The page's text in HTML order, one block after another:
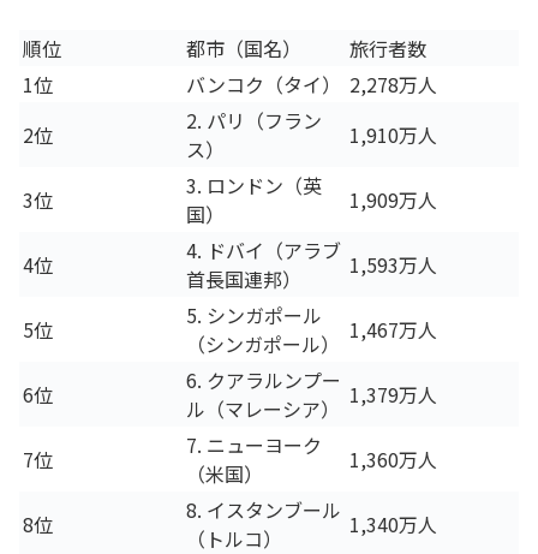
順位 都市（国名）
旅行者数
1位
バンコク（タイ）
2,278万人
2位
2. パリ（フラン
ス）
1,910万人
3位
3. ロンドン（英
国）
1,909万人
4位
4. ドバイ（アラブ
首長国連邦）
1,593万人
5位
5. シンガポール
（シンガポール）
1,467万人
6位
6. クアラルンプー
ル（マレーシア）
1,379万人
7位
7. ニューヨーク
（米国）
1,360万人
8位
8. イスタンブール
（トルコ）
1,340万人